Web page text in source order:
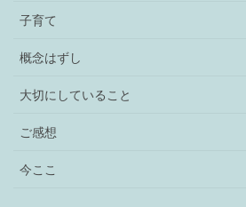
子育て
概念はずし
大切にしていること
ご感想
今ここ